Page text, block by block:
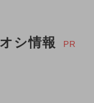
シ情報 PR